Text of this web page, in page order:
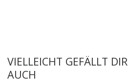
VIELLEICHT GEFÄLLT DIR
AUCH